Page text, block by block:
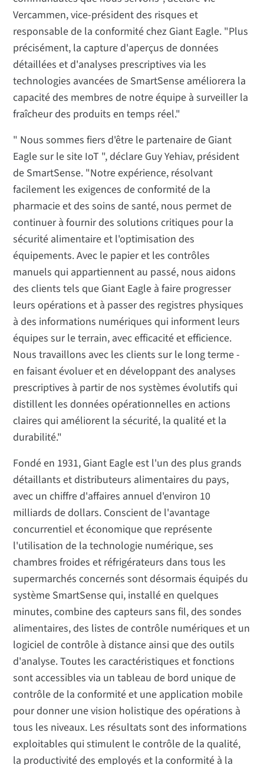
Vercammen, vice-président des risques et
responsable de la conformité chez Giant Eagle. "Plus
précisément, la capture d'aperçus de données
détaillées et d'analyses prescriptives via les
technologies avancées de SmartSense améliorera la
capacité des membres de notre équipe à surveiller la
fraîcheur des produits en temps réel."
" Nous sommes fiers d'être le partenaire de Giant
Eagle sur le site IoT ", déclare Guy Yehiav, président
de SmartSense. "Notre expérience, résolvant
facilement les exigences de conformité de la
pharmacie et des soins de santé, nous permet de
continuer à fournir des solutions critiques pour la
sécurité alimentaire et l'optimisation des
équipements. Avec le papier et les contrôles
manuels qui appartiennent au passé, nous aidons
des clients tels que Giant Eagle à faire progresser
leurs opérations et à passer des registres physiques
à des informations numériques qui informent leurs
équipes sur le terrain, avec efficacité et efficience.
Nous travaillons avec les clients sur le long terme -
en faisant évoluer et en développant des analyses
prescriptives à partir de nos systèmes évolutifs qui
distillent les données opérationnelles en actions
claires qui améliorent la sécurité, la qualité et la
durabilité."
Fondé en 1931, Giant Eagle est l'un des plus grands
détaillants et distributeurs alimentaires du pays,
avec un chiffre d'affaires annuel d'environ 10
milliards de dollars. Conscient de l'avantage
concurrentiel et économique que représente
l'utilisation de la technologie numérique, ses
chambres froides et réfrigérateurs dans tous les
supermarchés concernés sont désormais équipés du
système SmartSense qui, installé en quelques
minutes, combine des capteurs sans fil, des sondes
alimentaires, des listes de contrôle numériques et un
logiciel de contrôle à distance ainsi que des outils
d'analyse. Toutes les caractéristiques et fonctions
sont accessibles via un tableau de bord unique de
contrôle de la conformité et une application mobile
pour donner une vision holistique des opérations à
tous les niveaux. Les résultats sont des informations
exploitables qui stimulent le contrôle de la qualité,
la productivité des employés et la conformité à la